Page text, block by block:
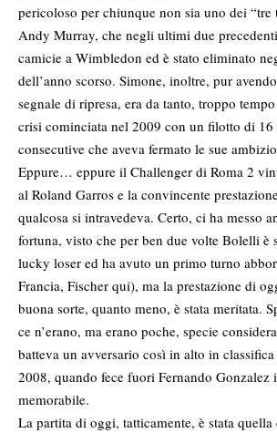
pericoloso per chiunque non sia uno dei “tre
Andy Murray, che negli ultimi due
camicie a Wimbledon ed è stato eliminato
dell’anno scorso. Simone, inoltre, pur
segnale di ripresa, era da tanto, troppo
crisi cominciata nel 2009 con un filotto di 16
consecutive che aveva fermato le sue
Eppure… eppure il Challenger di Roma 2
al Roland Garros e la convincente
qualcosa si intravedeva. Certo, ci ha messo
fortuna, visto che per ben due volte Bolelli è
lucky loser ed ha avuto un primo turno
Francia, Fischer qui), ma la prestazione di
buona sorte, quanto meno, è stata meritata.
ce n’erano, ma erano poche, specie
batteva un avversario così in alto in
2008, quando fece fuori Fernando Gonzalez
memorabile.
La partita di oggi, tatticamente, è stata quella